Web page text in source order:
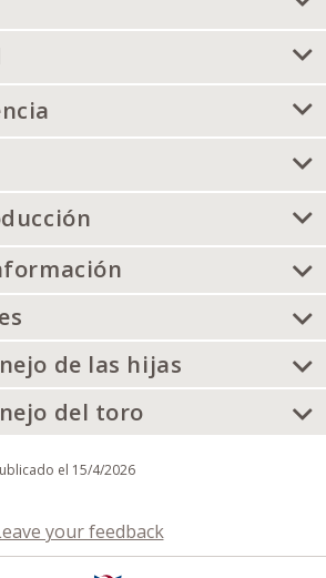
de las hijas
del toro
el 15/4/2026
your feedback